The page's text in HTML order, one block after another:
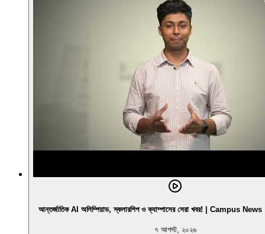
আন্তর্জাতিক AI অলিম্পিয়াড, স্কলারশিপ ও ক্যাম্পাসের সেরা খবর! | Campus
৭ আগস্ট, ২০২৬